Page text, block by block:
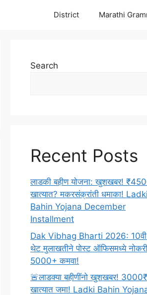
District Marathi
Search
Recent Posts
लाडकी बहीण योजना: खुशखबर!
खात्यात? मकरसंक्रांती धमाका! Ladki
Bahin Yojana December
Installment
Dak Vibhag Bharti 2026: 10वी
थेट मुलाखतीने पोस्ट ऑफिसमध्ये
5000+ कमवा!
🚨लाडक्या बहीणींनो खुशखबर! 3000₹
खात्यात जमा! Ladki Bahin